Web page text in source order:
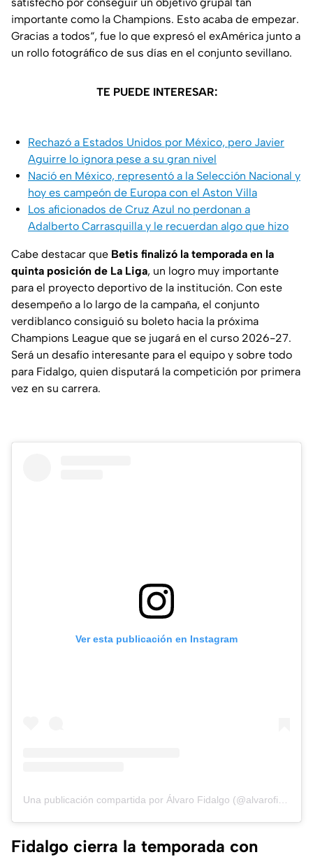
satisfecho por conseguir un objetivo grupal tan
importante como la Champions. Esto acaba de empezar.
Gracias a todos“, fue lo que expresó el exAmérica junto a
un rollo fotográfico de sus días en el conjunto sevillano.
TE PUEDE INTERESAR:
Rechazó a Estados Unidos por México, pero Javier
Aguirre lo ignora pese a su gran nivel
Nació en México, representó a la Selección Nacional y
hoy es campeón de Europa con el Aston Villa
Los aficionados de Cruz Azul no perdonan a
Adalberto Carrasquilla y le recuerdan algo que hizo
Cabe destacar que Betis finalizó la temporada en la
quinta posición de La Liga, un logro muy importante
para el proyecto deportivo de la institución. Con este
desempeño a lo largo de la campaña, el conjunto
verdiblanco consiguió su boleto hacia la próxima
Champions League que se jugará en el curso 2026-27.
Será un desafío interesante para el equipo y sobre todo
para Fidalgo, quien disputará la competición por primera
vez en su carrera.
Ver esta publicación en Instagram
Fidalgo cierra la temporada con